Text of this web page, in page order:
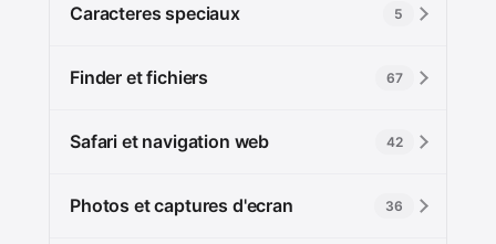
Caracteres speciaux 5
Finder et fichiers 67
Safari et navigation web 42
Photos et captures d'ecran 36